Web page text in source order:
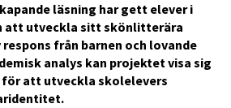
läsning har gett elever i
att utveckla sitt skönlitterära
från barnen och lovande
analys kan projektet visa sig
för att utveckla skolelevers